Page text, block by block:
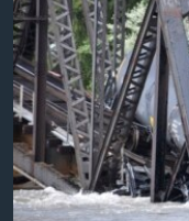
ຊຸມຊົນຊາວລາວ
ວິທະຍາສາດ-ເທັກໂນໂລຈີ
ທຸລະກິດ
ພາສາອັງກິດ
ວີດີໂອ